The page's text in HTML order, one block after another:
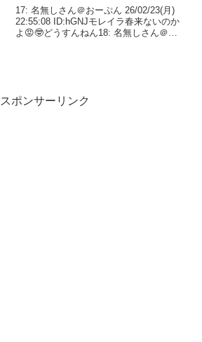
17: 名無しさん＠おーぷん 26/02/23(月)
22:55:08 ID:hGNJモレイラ春来ないのか
よ😡🤓どうすんねん18: 名無しさん＠お
スポンサーリンク